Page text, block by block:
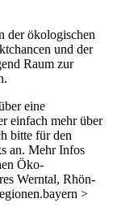
der ökologischen
und der
Raum zur
eine
einfach mehr über
bitte für den
an. Mehr Infos
Öko-
Werntal, Rhön-
>